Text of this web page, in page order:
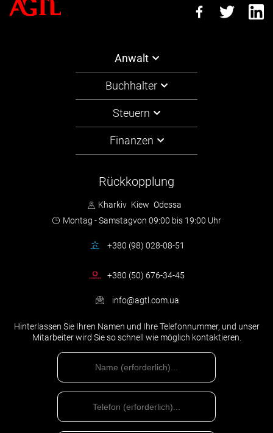
Anwalt
Buchhalter
Steuern
Finanzen
Rückkopplung
Kharkiv Kiew Odessa
Montag - Samstagvon 09:00 bis 19:00 Uhr
+380 (98) 028-08-51
+380 (50) 676-34-45
info@agtl.com.ua
Hinterlassen Sie Ihren Namen und Ihre Telefonnummer, und unser
Mitarbeiter wird Sie so schnell wie möglich kontaktieren.